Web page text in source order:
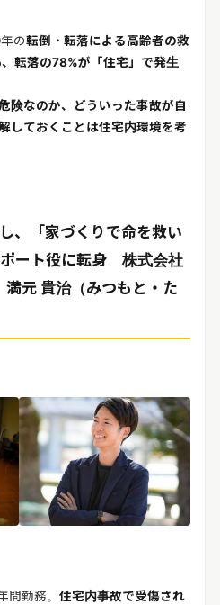
の転倒・転落による高齢者の救
転落の78%が「住宅」で発生
険なのか、どういった事故が自
しておくことは住宅内環境を考
、「家づくりで命を救い
ート役に転身
株式会社
元 貴治（みつもと・た
間勤務。 住宅内事故で受傷され